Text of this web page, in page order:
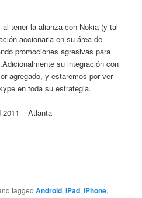
tener la alianza con Nokia (y tal
accionaria en su área de
promociones agresivas para
su integración con
agregado, y estaremos por ver
en toda su estrategia.
– Atlanta
taggedAndroid,iPad,iPhone,